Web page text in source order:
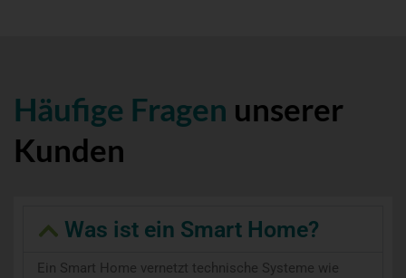
Häufige Fragen unserer
Kunden
Was ist ein Smart Home?
Ein Smart Home vernetzt technische Systeme wie